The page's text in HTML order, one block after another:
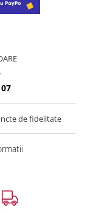
de fidelitate